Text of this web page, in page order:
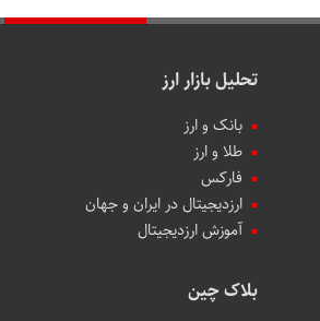
تحلیل بازار ارز
بانک و ارز
طلا و ارز
فارکس
ارزدیجیتال در ایران و جهان
آموزش ارزدیجیتال
بلاک چین